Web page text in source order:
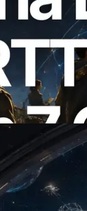
Slot API
de 7 regiões
API